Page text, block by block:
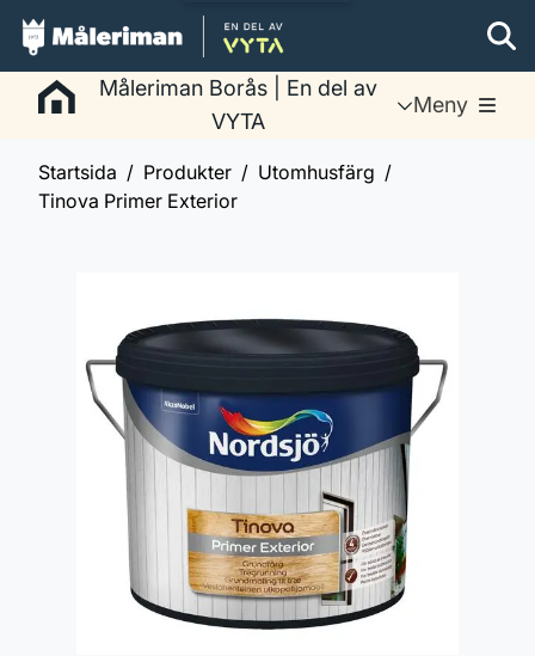
Måleriman Borås | En del av
VYTA
Meny
Startsida Produkter
Utomhusfärg
Tinova Primer Exterior